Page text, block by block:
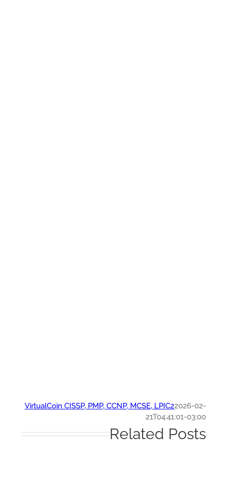
VirtualCoin CISSP, PMP, CCNP, MCSE, LPIC22026-
21T04:41:01-
Related